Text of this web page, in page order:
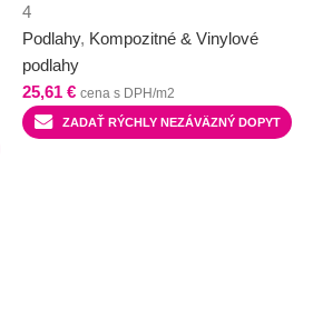
4
Podlahy, Kompozitné & Vinylové
podlahy
25,61 € cena s DPH/m2
ZADAŤ RÝCHLY NEZÁVÄZNÝ DOPYT